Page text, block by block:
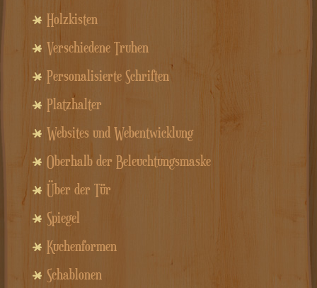
Holzkisten
Verschiedene Truhen
Personalisierte Schriften
Platzhalter
Websites und Webentwicklung
Oberhalb der Beleuchtungsmaske
Über der Tür
Spiegel
Kuchenformen
Schablonen